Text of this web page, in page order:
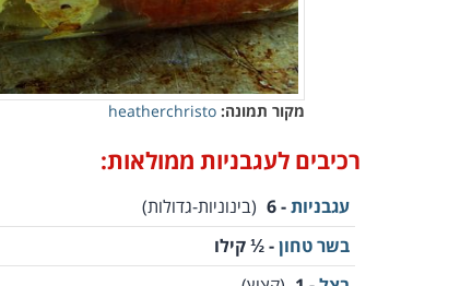
מקור תמונה:heatherchristo
רכיבים לעגבניות ממולאות:
עגבניות- 6
(בינוניות-גדולות)
בשר טחון- ½ קילו